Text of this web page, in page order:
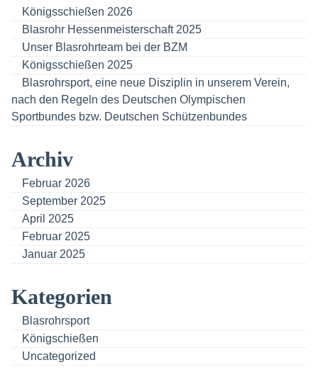
Königsschießen 2026
Blasrohr Hessenmeisterschaft 2025
Unser Blasrohrteam bei der BZM
Königsschießen 2025
Blasrohrsport, eine neue Disziplin in unserem Verein,
nach den Regeln des Deutschen Olympischen
Sportbundes bzw. Deutschen Schützenbundes
Archiv
Februar 2026
September 2025
April 2025
Februar 2025
Januar 2025
Kategorien
Blasrohrsport
Königschießen
Uncategorized